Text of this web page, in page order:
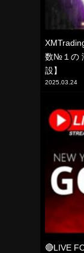
数№１の
設】
2025.03.24
🔴LIVE